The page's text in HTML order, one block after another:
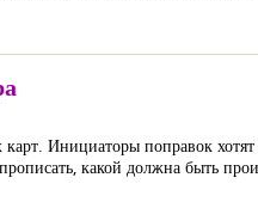
Инициаторы поправок
какой должна быть